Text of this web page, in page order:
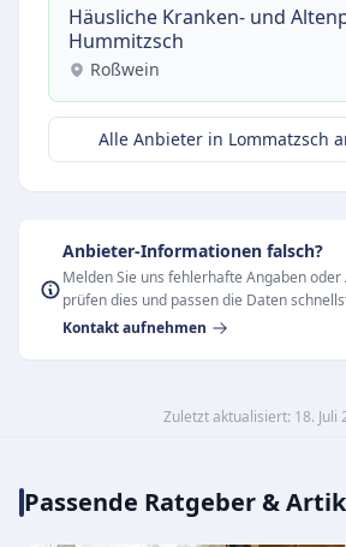
Häusliche Kranken- und
Hummitzsch
Roßwein
Alle Anbieter in Lommatzsch
Anbieter-Informationen falsch?
Melden Sie uns fehlerhafte Angaben
prüfen dies und passen die Daten
Kontakt aufnehmen
Zuletzt aktualisiert: 18. Juli
Passende Ratgeber &